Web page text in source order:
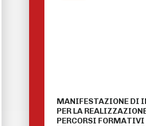
MANIFESTAZIONE DI
PER LA
PERCORSI FORMATIVI